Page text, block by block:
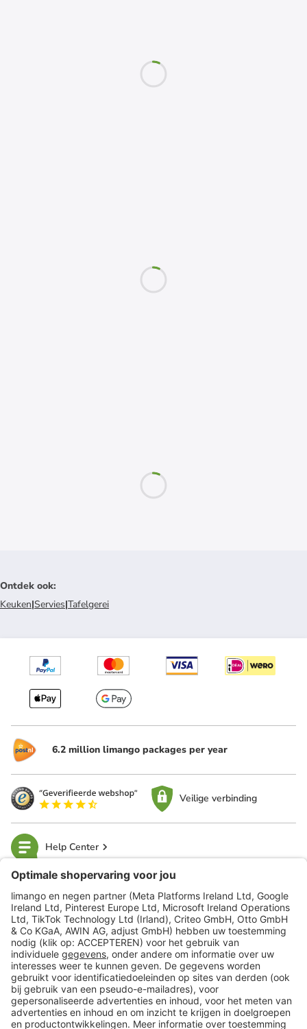
Ontdek ook:
Keuken|Servies|Tafelgerei
6.2 million limango packages per year
Veilige verbinding
Help Center
limango
Veilig winkelen
Klantenservice
Shop
Acties